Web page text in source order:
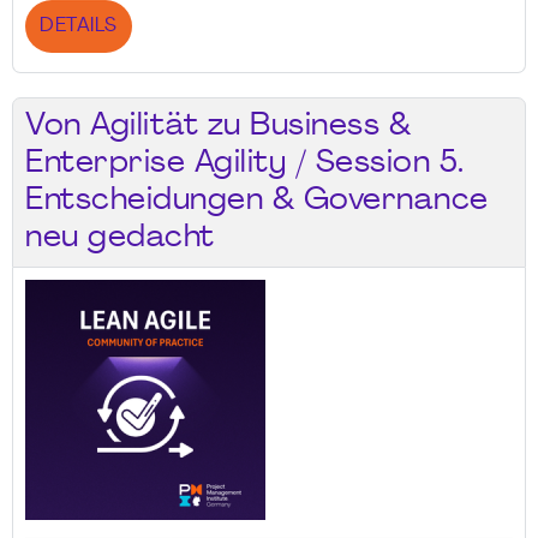
DETAILS
Von Agilität zu Business &
Enterprise Agility / Session 5.
Entscheidungen & Governance
neu gedacht